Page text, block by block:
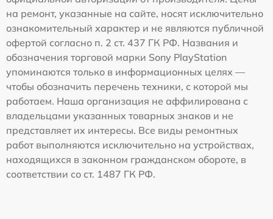
на ремонт, указанные на сайте, носят исключительно
ознакомительный характер и не являются публичной
офертой согласно п. 2 ст. 437 ГК РФ. Названия и
обозначения торговой марки Sony PlayStation
упоминаются только в информационных целях —
чтобы обозначить перечень техники, с которой мы
работаем. Наша организация не аффилирована с
владельцами указанных товарных знаков и не
представляет их интересы. Все виды ремонтных
работ выполняются исключительно на устройствах,
находящихся в законном гражданском обороте, в
соответствии со ст. 1487 ГК РФ.